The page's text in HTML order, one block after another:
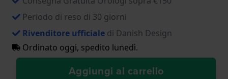
Periodo di reso di 30 giorni
Rivenditore ufficiale di Danish Design
Ordinato oggi, spedito lunedì.
Aggiungi al carrello